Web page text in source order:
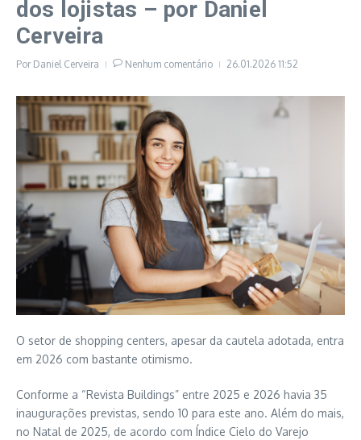
dos lojistas – por Daniel
Cerveira
Por Daniel Cerveira Nenhum comentário 26.01.2026 11:52
O setor de shopping centers, apesar da cautela adotada, entra
em 2026 com bastante otimismo.
Conforme a “Revista Buildings” entre 2025 e 2026 havia 35
inaugurações previstas, sendo 10 para este ano. Além do mais,
no Natal de 2025, de acordo com Índice Cielo do Varejo